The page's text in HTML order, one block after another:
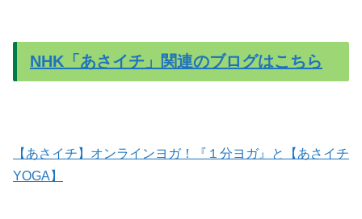
NHK「あさイチ」関連のブログはこちら
【あさイチ】オンラインヨガ！『１分ヨガ』と【あさイチ
YOGA】